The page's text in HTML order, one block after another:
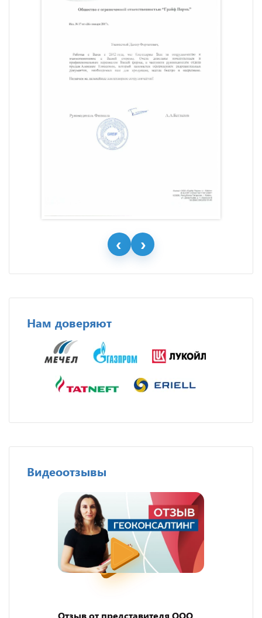
Нам доверяют
Видеоотзывы
Отзыв от представителя ООО